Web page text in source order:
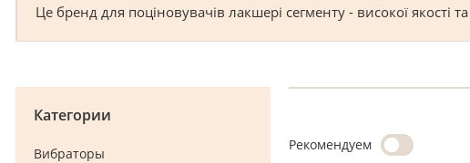
Це бренд для поціновувачів лакшері сегменту - високої якості
Рекомендуем
Категории
Вибраторы